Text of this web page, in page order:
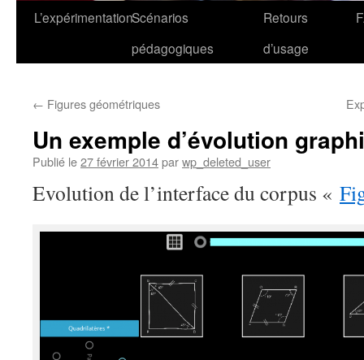
L’expérimentationScénarios
pédagogiques
Retours
d’usage
← Figures géométriques
Un exemple d’évolution
Publié le27 février 2014parwp_deleted_user
Evolution de l’interface du corpus «